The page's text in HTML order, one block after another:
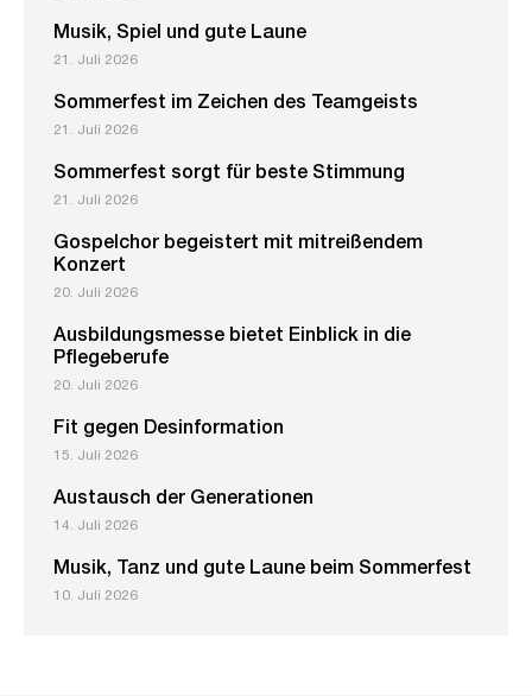
Musik, Spiel und gute Laune
21. Juli 2026
Sommerfest im Zeichen des Teamgeists
21. Juli 2026
Sommerfest sorgt für beste Stimmung
21. Juli 2026
Gospelchor begeistert mit mitreißendem
Konzert
20. Juli 2026
Ausbildungsmesse bietet Einblick in die
Pflegeberufe
20. Juli 2026
Fit gegen Desinformation
15. Juli 2026
Austausch der Generationen
14. Juli 2026
Musik, Tanz und gute Laune beim Sommerfest
10. Juli 2026